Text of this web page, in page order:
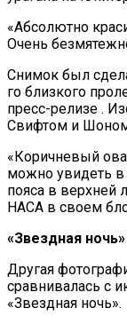
«Абсолютно
Очень
Снимок был
го близкого
пресс-релизе .
Свифтом и
«Коричневый
можно увидеть в
пояса в верхней
НАСА в своем
«Звездная ночь»
Другая
сравнивалась с
«Звездная ночь».